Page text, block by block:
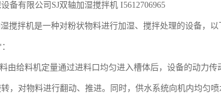
备有限公司SJ双轴加湿搅拌机 I5612706965
湿搅拌机是一种对粉状物料进行加湿、搅拌处理的设备，以
由给料机定量通过进料口均匀进入槽体后，设备的动力
，对物料进行翻动、推进。同时，供水系统向机内均匀